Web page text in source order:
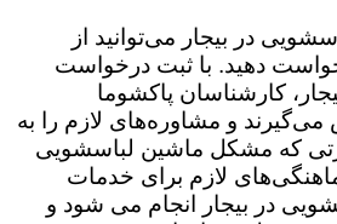
در بیجار می‌توانید از
دهید. با ثبت درخواست
کارشناسان پاکشوما
و مشاوره‌های لازم را به
که مشکل ماشین لباسشویی
لازم برای خدمات
در بیجار انجام می شود و